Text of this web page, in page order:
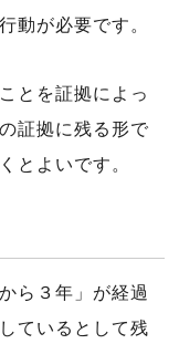
動が必要です。
とを証拠によっ
証拠に残る形で
とよいです。
ら３年」が経過
ているとして残